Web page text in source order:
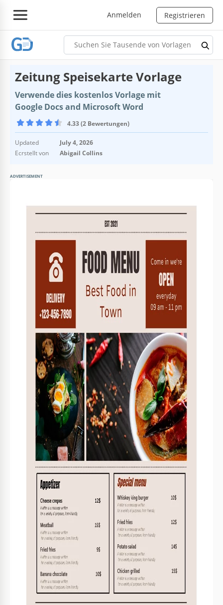
Anmelden Registrieren
Zeitung Speisekarte Vorlage
Verwende dies kostenlos Vorlage mit
Google Docs and Microsoft Word
4.33 (2 Bewertungen)
Updated
July 4, 2026
Ecrstellt von
Abigail Collins
ADVERTISEMENT